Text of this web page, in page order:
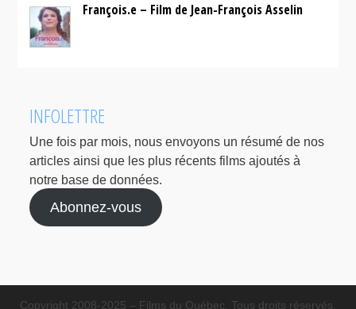
François.e – Film de Jean-François Asselin
INFOLETTRE
Une fois par mois, nous envoyons un résumé de nos
articles ainsi que les plus récents films ajoutés à
notre base de données.
Abonnez-vous
Copyright 2008-2025 – Films du Québec. Tous droits réservés.